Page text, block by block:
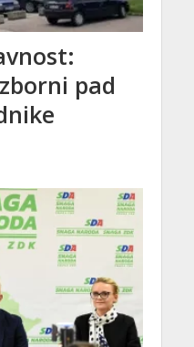
pad